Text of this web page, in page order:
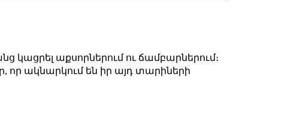
կացրել աքսորներում ու ճամբարներում։
որ ակնարկում են իր այդ տարիների